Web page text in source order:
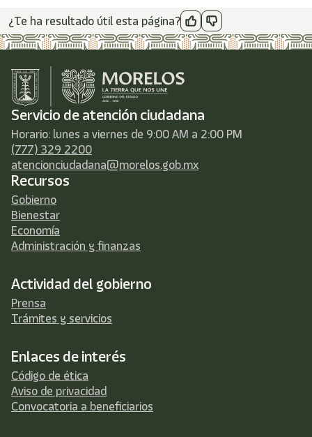
¿Te ha resultado útil esta página?
Servicio de atención ciudadana
Horario: lunes a viernes de 9:00 AM a 2:00 PM
(777) 329 2200
atencionciudadana@morelos.gob.mx
Recursos
Gobierno
Bienestar
Economía
Administración y finanzas
Actividad del gobierno
Prensa
Trámites y servicios
Enlaces de interés
Código de ética
Aviso de privacidad
Convocatoria a beneficiarios